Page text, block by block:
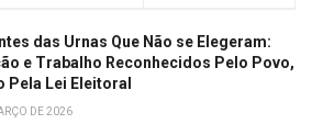
das Urnas Que Não se Elegeram:
e Trabalho Reconhecidos Pelo Povo,
Pela Lei Eleitoral
DE 2026